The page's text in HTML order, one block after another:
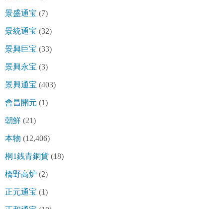
景盛通宝 (7)
景統通宝 (32)
景興巨宝 (33)
景興永宝 (3)
景興通宝 (403)
會昌開元 (1)
朝鮮 (21)
本物 (12,406)
桐1銭青銅貨 (18)
橋野高炉 (2)
正元通宝 (1)